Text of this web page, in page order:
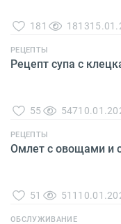
181 1813
РЕЦЕПТЫ
Рецепт супа с
55 547
РЕЦЕПТЫ
Омлет с овощами и
51 511
ОБСЛУЖИВАНИЕ